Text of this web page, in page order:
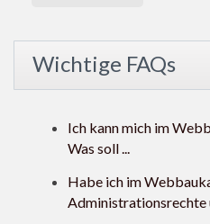
Wichtige FAQs
Ich kann mich im
Was soll ...
Habe ich im
Administrationsrechte